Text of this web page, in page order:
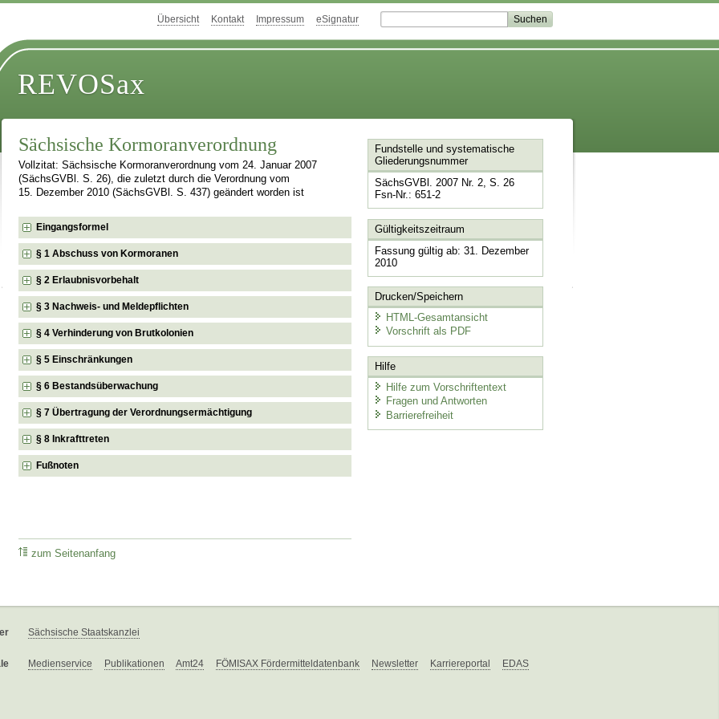
Übersicht Kontakt Impressum eSignatur
REVOSax
Sächsische Kormoranverordnung
Vollzitat: Sächsische Kormoranverordnung vom 24. Januar 2007
(SächsGVBl. S. 26), die zuletzt durch die Verordnung vom
15. Dezember 2010 (SächsGVBl. S. 437) geändert worden ist
Eingangsformel
§ 1 Abschuss von Kormoranen
§ 2 Erlaubnisvorbehalt
§ 3 Nachweis- und Meldepflichten
§ 4 Verhinderung von Brutkolonien
§ 5 Einschränkungen
§ 6 Bestandsüberwachung
§ 7 Übertragung der Verordnungsermächtigung
§ 8 Inkrafttreten
Fußnoten
zum Seitenanfang
Fundstelle und systematische
Gliederungsnummer
SächsGVBl. 2007 Nr. 2, S. 26
Fsn-Nr.: 651-2
Gültigkeitszeitraum
Fassung gültig ab: 31. Dezember
2010
Drucken/Speichern
HTML-Gesamtansicht
Vorschrift als PDF
Hilfe
Hilfe zum Vorschriftentext
Fragen und Antworten
Barrierefreiheit
Sächsische Staatskanzlei
Medienservice Publikationen Amt24 FÖMISAX Fördermitteldatenbank Newsletter Karriereportal EDAS